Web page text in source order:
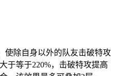
使除自身以外的队友击破特攻
于等于220%，击破特攻提高